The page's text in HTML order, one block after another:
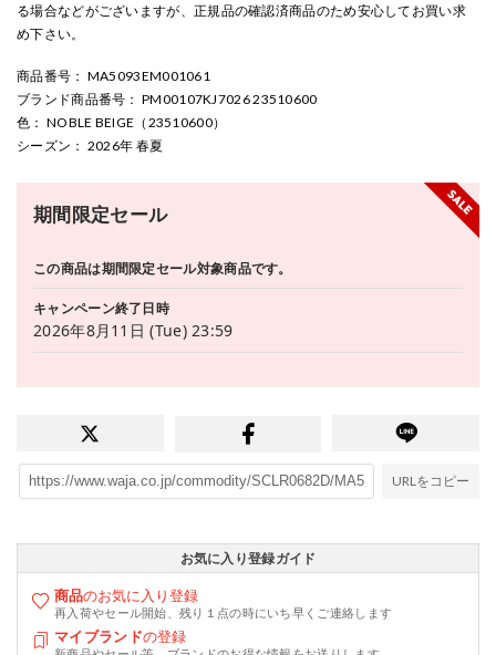
る場合などがございますが、正規品の確認済商品のため安心してお買い求
め下さい。
商品番号 ： MA5093EM001061
ブランド商品番号 ： PM00107KJ7026 23510600
色 ： NOBLE BEIGE（23510600）
シーズン ： 2026年 春夏
期間限定セール
この商品は期間限定セール対象商品です。
キャンペーン終了日時
2026年8月11日 (Tue) 23:59
URLをコピー
お気に入り登録ガイド
商品のお気に入り登録
再入荷やセール開始、残り１点の時にいち早くご連絡します
マイブランドの登録